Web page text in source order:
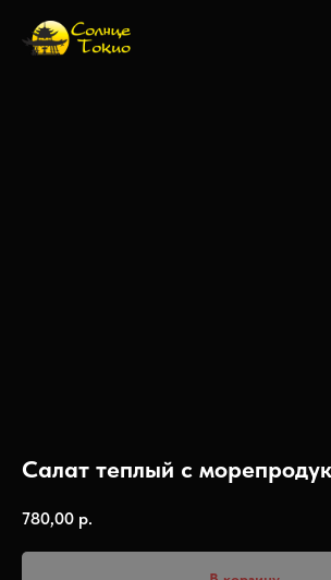
Салат теплый с
780,00 р.